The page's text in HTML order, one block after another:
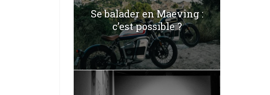
Se balader en Maeving :
c’est possible ?